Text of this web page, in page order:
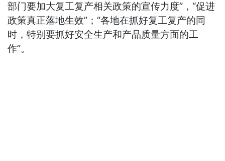
部门要加大复工复产相关政策的宣传力度”，“促进
政策真正落地生效”；“各地在抓好复工复产的同
时，特别要抓好安全生产和产品质量方面的工
作”。